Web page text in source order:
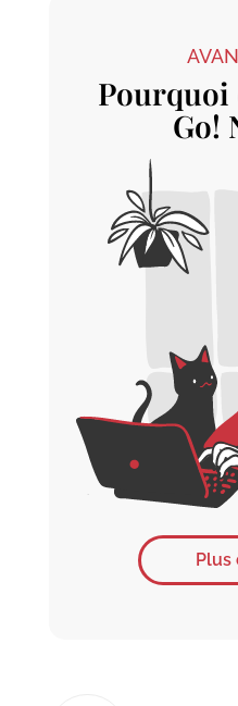
Pourquoi
Go!
Plus